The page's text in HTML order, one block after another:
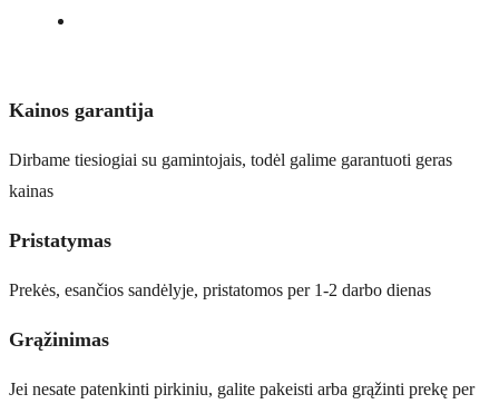
Kainos garantija
Dirbame tiesiogiai su gamintojais, todėl galime garantuoti geras
kainas
Pristatymas
Prekės, esančios sandėlyje, pristatomos per 1-2 darbo dienas
Grąžinimas
Jei nesate patenkinti pirkiniu, galite pakeisti arba grąžinti prekę per